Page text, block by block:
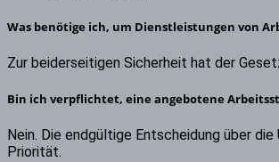
Was benötige ich, um Dienstleistungen von
Zur beiderseitigen Sicherheit hat der
Bin ich verpflichtet, eine angebotene
Nein. Die endgültige Entscheidung über
Priorität.